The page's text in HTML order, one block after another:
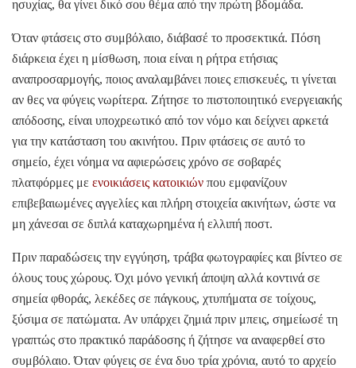
ησυχίας, θα γίνει δικό σου θέμα από την πρώτη βδομάδα.
Όταν φτάσεις στο συμβόλαιο, διάβασέ το προσεκτικά. Πόση
διάρκεια έχει η μίσθωση, ποια είναι η ρήτρα ετήσιας
αναπροσαρμογής, ποιος αναλαμβάνει ποιες επισκευές, τι γίνεται
αν θες να φύγεις νωρίτερα. Ζήτησε το πιστοποιητικό ενεργειακής
απόδοσης, είναι υποχρεωτικό από τον νόμο και δείχνει αρκετά
για την κατάσταση του ακινήτου. Πριν φτάσεις σε αυτό το
σημείο, έχει νόημα να αφιερώσεις χρόνο σε σοβαρές
πλατφόρμες με ενοικιάσεις κατοικιών που εμφανίζουν
επιβεβαιωμένες αγγελίες και πλήρη στοιχεία ακινήτων, ώστε να
μη χάνεσαι σε διπλά καταχωρημένα ή ελλιπή ποστ.
Πριν παραδώσεις την εγγύηση, τράβα φωτογραφίες και βίντεο σε
όλους τους χώρους. Όχι μόνο γενική άποψη αλλά κοντινά σε
σημεία φθοράς, λεκέδες σε πάγκους, χτυπήματα σε τοίχους,
ξύσιμα σε πατώματα. Αν υπάρχει ζημιά πριν μπεις, σημείωσέ τη
γραπτώς στο πρακτικό παράδοσης ή ζήτησε να αναφερθεί στο
συμβόλαιο. Όταν φύγεις σε ένα δυο τρία χρόνια, αυτό το αρχείο